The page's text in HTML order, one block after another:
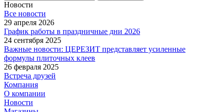
Новости
Все новости
29 апреля 2026
График работы в праздничные дни 2026
24 сентября 2025
Важные новости: ЦЕРЕЗИТ представляет усиленные
формулы плиточных клеев
26 февраля 2025
Встреча друзей
Компания
О компании
Новости